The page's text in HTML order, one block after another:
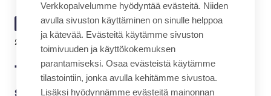
ARTIKKELIN
KATEGORIA
TIEDOTE
22.4.2020 | 6:00
Tehyn kysely: Pula
Verkkopalvelumme hyödyntää evästeitä. Niiden
avulla sivuston käyttäminen on sinulle helppoa
ja kätevää. Evästeitä käytämme sivuston
toimivuuden ja käyttökokemuksen
parantamiseksi. Osaa evästeistä käytämme
tilastointiin, jonka avulla kehitämme sivustoa.
Lisäksi hyödynnämme evästeitä mainonnan